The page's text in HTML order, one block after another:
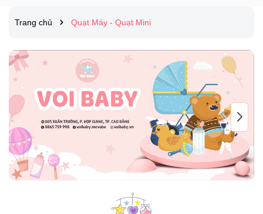
Trang chủ Quạt Máy - Quạt Mini